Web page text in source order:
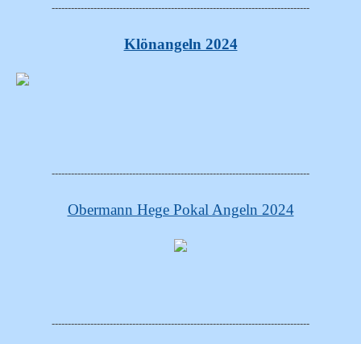
--------------------------------------------------------------------------------
Klönangeln 2024
--------------------------------------------------------------------------------
Obermann Hege Pokal Angeln 2024
--------------------------------------------------------------------------------